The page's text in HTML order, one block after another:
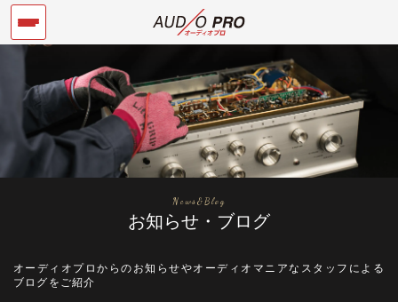
News&Blog
お知らせ・ブログ
オーディオプロからのお知らせやオーディオマニアなスタッフによる
ブログをご紹介